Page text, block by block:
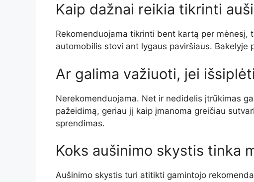
Kaip dažnai reikia tikrinti
Rekomenduojama tikrinti bent kartą per mėnesį,
automobilis stovi ant lygaus paviršiaus. Bakelyje
Ar galima važiuoti, jei
Nerekomenduojama. Net ir nedidelis įtrūkimas
pažeidimą, geriau jį kaip įmanoma greičiau
sprendimas.
Koks aušinimo skystis tinka
Aušinimo skystis turi atitikti gamintojo